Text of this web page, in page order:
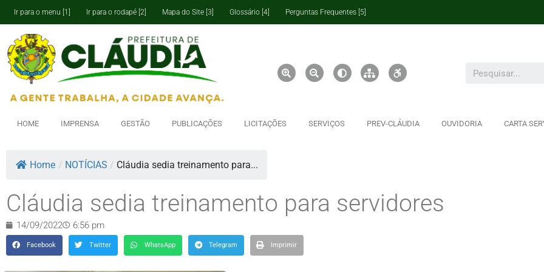
Ir para o menu [1] Ir para o rodapé [2] Mapa do Site [3] Glossário [4] Perguntas Frequentes [5]
HOME IMPRENSA GESTÃO PUBLICAÇÕES LICITAÇÕES SERVIÇOS PREV-CLÁUDIA OUVIDORIA CARTA
Home / NOTÍCIAS / Cláudia sedia treinamento para...
Cláudia sedia treinamento para servidores
14/09/2022 6:56 pm
Facebook Twitter WhatsApp Telegram Imprimir